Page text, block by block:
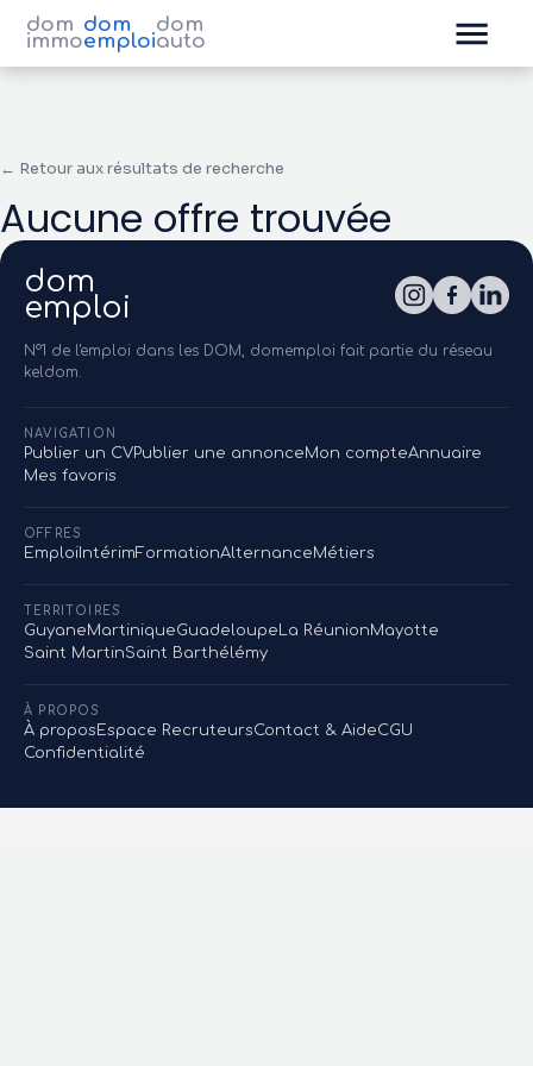
dom
immo
dom
emploi
dom
auto
← Retour aux résultats de recherche
Aucune offre trouvée
dom
emploi
N°1 de l'emploi dans les DOM, domemploi fait partie du réseau
keldom.
NAVIGATION
Publier un CVPublier une annonceMon compteAnnuaire
Mes favoris
OFFRES
EmploiIntérimFormationAlternanceMétiers
TERRITOIRES
GuyaneMartiniqueGuadeloupe La RéunionMayotte
Saint MartinSaint Barthélémy
À PROPOS
À propos Espace RecruteursContact & AideCGU
Confidentialité